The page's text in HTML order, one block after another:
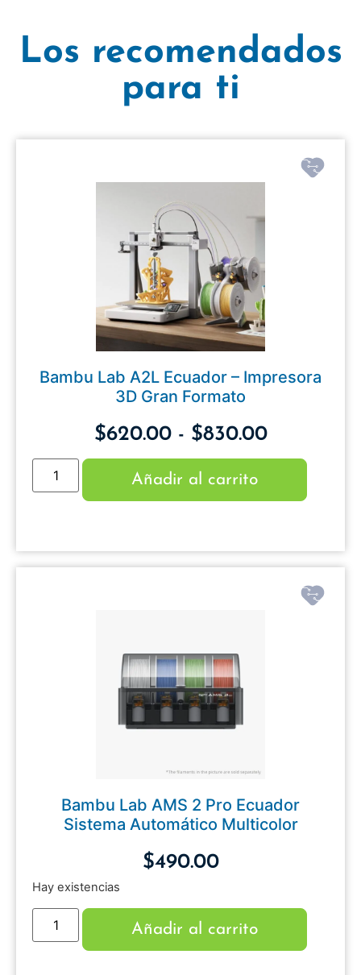
Los recomendados
para ti
Bambu Lab A2L Ecuador – Impresora
3D Gran Formato
$620.00 - $830.00
Añadir al carrito
Bambu Lab AMS 2 Pro Ecuador
Sistema Automático Multicolor
$490.00
Hay existencias
Añadir al carrito